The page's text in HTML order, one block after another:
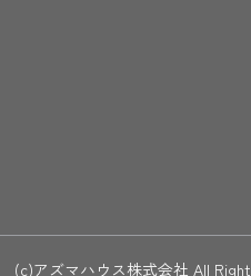
(c)アズマハウス株式会社 All